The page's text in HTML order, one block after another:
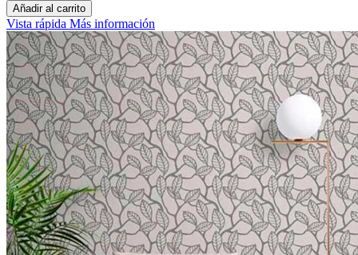
Añadir al carrito
Vista rápida Más información